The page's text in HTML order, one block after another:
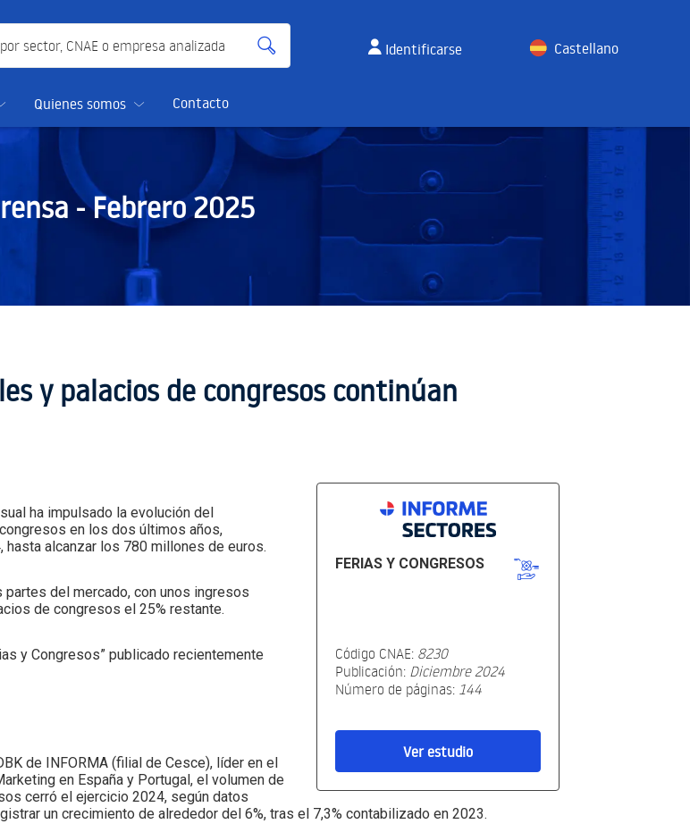
Identificarse
Castellano
Quienes somos Contacto
-Febrero 2025
y palacios de congresos continúan
FERIAS Y CONGRESOS
Código CNAE: 8230
Publicación: Diciembre 2024
Número de páginas: 144
Ver estudio
ha impulsado la evolución del
en los dos últimos años,
alcanzar los 780 millones de euros.
del mercado, con unos ingresos
de congresos el 25% restante.
y Congresos” publicado recientemente
de INFORMA (filial de Cesce), líder en el
en España y Portugal, el volumen de
cerró el ejercicio 2024, según datos
un crecimiento de alrededor del 6%, tras el 7,3% contabilizado en 2023.